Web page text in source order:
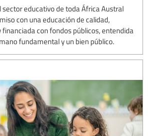
sector educativo de toda África Austral
con una educación de calidad,
financiada con fondos públicos, entendida
fundamental y un bien público.